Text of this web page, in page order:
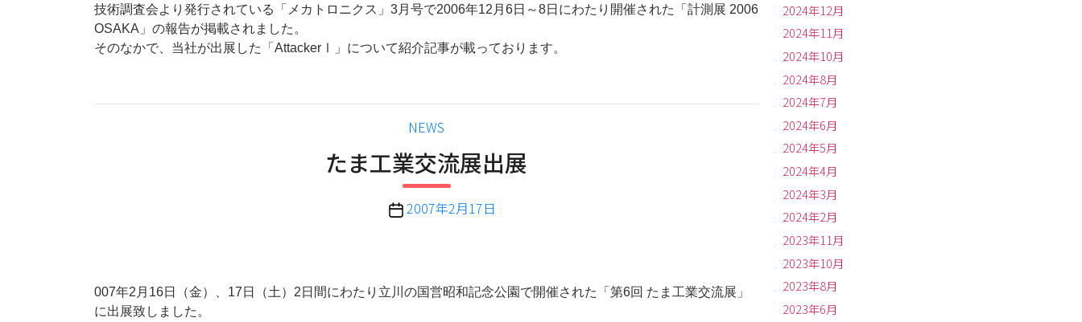
技術調査会より発行されている「メカトロニクス」3月号で2006年12月6日～8日にわたり開催された「計測展 2006
OSAKA」の報告が掲載されました。
そのなかで、当社が出展した「AttackerⅠ」について紹介記事が載っております。
カ
ゴ
リ
ー
NEWS
たま工業交流展出展
投 2007年2月17日
007年2月16日（金）、17日（土）2日間にわたり立川の国営昭和記念公園で開催された「第6回 たま工業交流展」
に出展致しました。
2024年12月
2024年11月
2024年10月
2024年8月
2024年7月
2024年6月
2024年5月
2024年4月
2024年3月
2024年2月
2023年11月
2023年10月
2023年8月
2023年6月